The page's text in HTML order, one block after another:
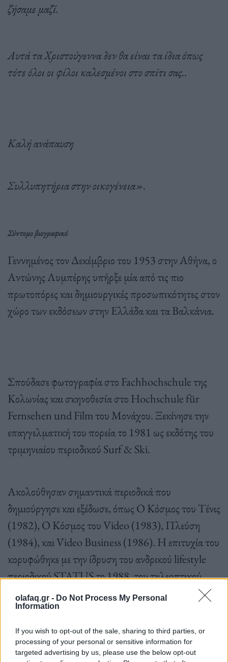
olafaq.gr - Do Not Process My Personal
Information
If you wish to opt-out of the sale, sharing to third parties, or
processing of your personal or sensitive information for
targeted advertising by us, please use the below opt-out
ζήσαμε μαζί.
Αυτά τα Χριστούγεννα δεν θα είναι τα ίδια όπως
τότε όλοι οι φίλοι καλεσμένοι στο σπίτι σας..
Καλή ανάπαυση
Συλλυπητήρια στην οικογένεια».
Σύντομο βιογραφικό
Γεννημένος τον Δεκέμβριο του 1953 στην Αθήνα, ο
Αντώνης Λυμπέρης υπήρξε μία από τις πιο
πρωτοπόρες και δημιουργικές προσωπικότητες στον
χώρο των εκδόσεων στην Ελλάδα και τα Βαλκάνια.
Σπούδασε φωτογραφία στο Fachhochschule της
Κολωνίας και σκηνοθεσία στο Hochschule für
Fernsehen und Film του Μονάχου. Ξεκίνησε την
επαγγελματική του πορεία το 1981 ως εκδότης του
τριμηνιαίου περιοδικού Surf & Ski.
Ακολούθησαν σημαντικά περιοδικά που
δημιούργησε και εξέδωσε, όπως Ο Κόσμος του Τένις
(1982), Ο Κόσμος του Video (1983), Πλεύση
(1984), και Video Business (1986). Η επιτυχία του
κορυφώθηκε με την ίδρυση του ανδρικού lifestyle
περιοδικού STATUS το 1988, του τηλεοπτικού
οδηγού 7 Μέρες TV το 1990, και του περιοδικού
ποικίλης ύλης ΕΓΩ το 1992.